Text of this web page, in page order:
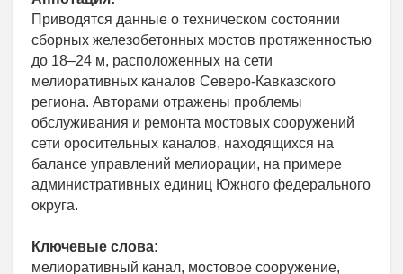
Приводятся данные о техническом состоянии
сборных железобетонных мостов протяженностью
до 18–24 м, расположенных на сети
мелиоративных каналов Северо-Кавказского
региона. Авторами отражены проблемы
обслуживания и ремонта мостовых сооружений
сети оросительных каналов, находящихся на
балансе управлений мелиорации, на примере
административных единиц Южного федерального
округа.
Ключевые слова:
мелиоративный канал, мостовое сооружение,